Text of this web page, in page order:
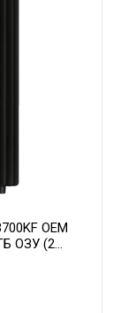
OEM
ОЗУ (2
Bit 3xDP